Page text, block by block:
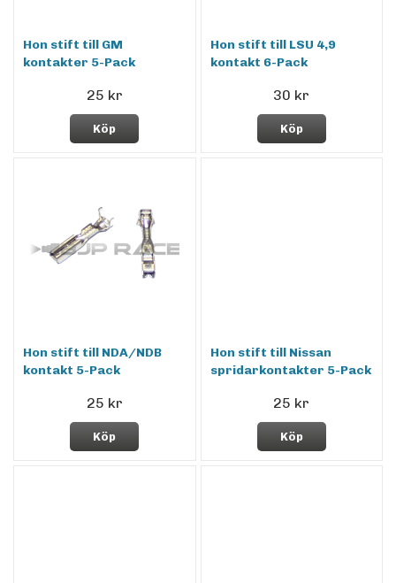
Hon stift till GM
kontakter 5-Pack
25 kr
Köp
Hon stift till LSU 4,9
kontakt 6-Pack
30 kr
Köp
Hon stift till NDA/NDB
kontakt 5-Pack
25 kr
Köp
Hon stift till Nissan
spridarkontakter 5-Pack
25 kr
Köp